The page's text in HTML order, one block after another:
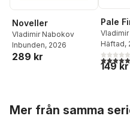
Noveller
Vladimir Nabokov
Inbunden, 2026
289 kr
Pale
Häftad,
5,0utav
149 kr
Mer från samma